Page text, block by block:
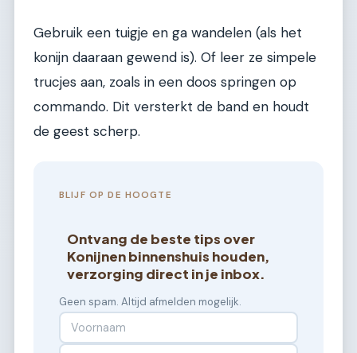
Gebruik een tuigje en ga wandelen (als het
konijn daaraan gewend is). Of leer ze simpele
trucjes aan, zoals in een doos springen op
commando. Dit versterkt de band en houdt
de geest scherp.
BLIJF OP DE HOOGTE
Ontvang de beste tips over
Konijnen binnenshuis houden,
verzorging direct in je inbox.
Geen spam. Altijd afmelden mogelijk.